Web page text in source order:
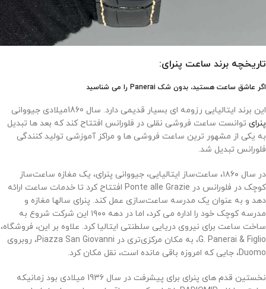
تاریخچه برند ساعت پنرای:
اگر عاشق ساعت هستید، بدون شک Panerai را می شناسید
این برند ایتالیایی رزومه ای بسیار قدیمی دارد. سال 1860میلادی جیووانی
پنرای توانست ساعت فروشی نقلی در فلورانس افتتاح کند که بعد ها تبدیل
به یکی از مشهور ترین ساعت فروشی ها و مراکز آموزشی تولید کنندگی
فلورانس تبدیل شد.
در سال ۱۸۶۰، ساعت‌ساز ایتالیایی، جیووانی پنرای، یک مغازه ساعت‌ساز
کوچک در فلورانس در Ponte alle Grazie افتتاح کرد تا خدمات ساعت ارائه
دهد و به عنوان یک مدرسه ساعت‌سازی عمل کند. پنرای سالها مغازه و
مدرسه کوچک خود را اداره می کرد، اما در دهه ۱۹۰۰ این شرکت شروع به
ساخت ساعت برای نیروی دریایی سلطنتی ایتالیا کرد. علاوه بر این، فروشگاه،
G. Panerai & Figlio، به مکان مرکزی‌تری در Piazza San Giovanni، روبروی
Duomo، جایی که امروزه باقی مانده است، نقل مکان کرد.
نخستین قدم های پنرای برای پیشرفت در سال 1936 میلادی بود زمانیکه